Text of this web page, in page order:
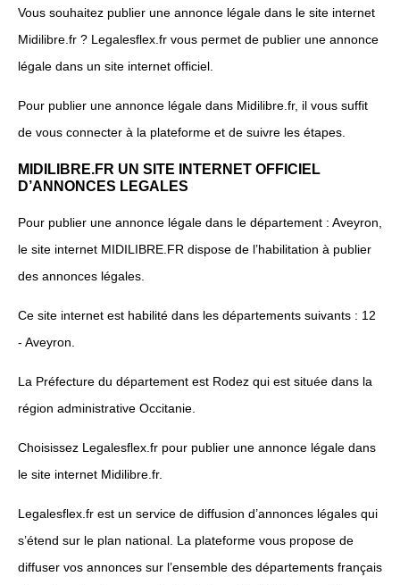
Vous souhaitez publier une annonce légale dans le site internet
Midilibre.fr ? Legalesflex.fr vous permet de publier une annonce
légale dans un site internet officiel.
Pour publier une annonce légale dans Midilibre.fr, il vous suffit
de vous connecter à la plateforme et de suivre les étapes.
MIDILIBRE.FR UN SITE INTERNET OFFICIEL
D’ANNONCES LEGALES
Pour publier une annonce légale dans le département : Aveyron,
le site internet MIDILIBRE.FR dispose de l’habilitation à publier
des annonces légales.
Ce site internet est habilité dans les départements suivants : 12
- Aveyron.
La Préfecture du département est Rodez qui est située dans la
région administrative Occitanie.
Choisissez Legalesflex.fr pour publier une annonce légale dans
le site internet Midilibre.fr.
Legalesflex.fr est un service de diffusion d’annonces légales qui
s’étend sur le plan national. La plateforme vous propose de
diffuser vos annonces sur l’ensemble des départements français